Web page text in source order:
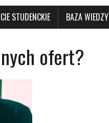
STUDENCKIE BAZA WIEDZY
ofert?